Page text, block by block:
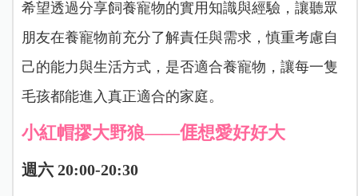
希望透過分享飼養寵物的實用知識與經驗，讓聽眾
朋友在養寵物前充分了解責任與需求，慎重考慮自
己的能力與生活方式，是否適合養寵物，讓每一隻
毛孩都能進入真正適合的家庭。
小紅帽摎大野狼——𠊎想愛好好大
週六 20:00-20:30